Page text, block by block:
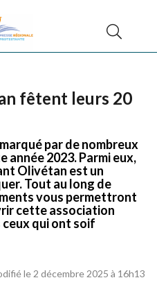
fêtent leurs 20
par de nombreux
2023. Parmi eux,
Olivétan est un
Tout au long de
vous permettront
cette association
qui ont soif
le 2 décembre 2025 à 16h13